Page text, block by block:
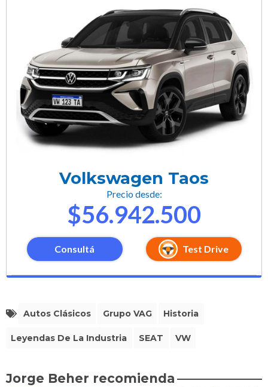
Volkswagen Taos
Precio desde:
$56.942.500
Consultá Test Drive
Autos Clásicos Grupo VAG Historia
Leyendas De La Industria SEAT VW
Jorge Beher recomienda